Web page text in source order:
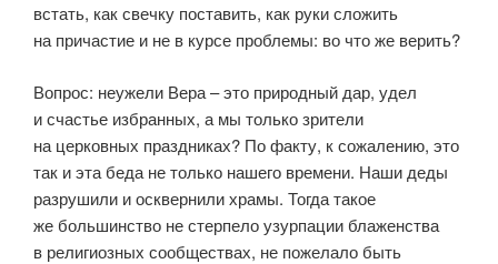
встать, как свечку поставить, как руки сложить
на причастие и не в курсе проблемы: во что же верить?
Вопрос: неужели Вера – это природный дар, удел
и счастье избранных, а мы только зрители
на церковных праздниках? По факту, к сожалению, это
так и эта беда не только нашего времени. Наши деды
разрушили и осквернили храмы. Тогда такое
же большинство не стерпело узурпации блаженства
в религиозных сообществах, не пожелало быть